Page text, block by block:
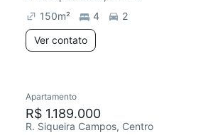
150m² 4
2
Ver contato
Apartamento
R$ 1.189.000
R. Siqueira Campos, Centro